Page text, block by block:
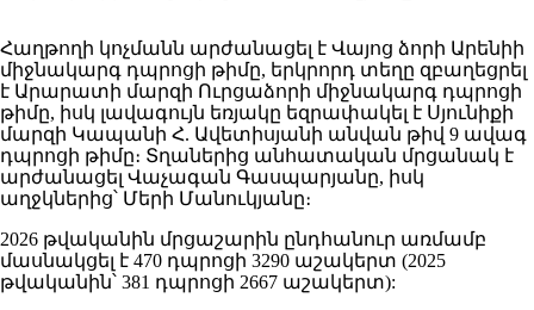
Հաղթողի կոչմանն արժանացել է Վայոց ձորի Արենիի
միջնակարգ դպրոցի թիմը, երկրորդ տեղը զբաղեցրել
է Արարատի մարզի Ուրցաձորի միջնակարգ դպրոցի
թիմը, իսկ լավագույն եռյակը եզրափակել է Սյունիքի
մարզի Կապանի Հ. Ավետիսյանի անվան թիվ 9 ավագ
դպրոցի թիմը։ Տղաներից անհատական մրցանակ է
արժանացել Վաչագան Գասպարյանը, իսկ
աղջկներից՝ Մերի Մանուկյանը։
2026 թվականին մրցաշարին ընդհանուր առմամբ
մասնակցել է 470 դպրոցի 3290 աշակերտ (2025
թվականին՝ 381 դպրոցի 2667 աշակերտ):